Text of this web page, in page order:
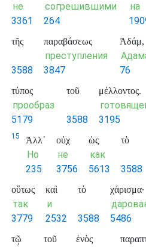
не
3361
согрешившими
264
на
τῆς
3588
παραβάσεως
преступления
3847
Ἀδάμ,
76
τύπος
прообраз
5179
τοῦ
3588
μέλλοντος.
3195
15 Ἀλλ᾽
Но
235
οὐχ
не
3756
ὡς
как
5613
τὸ
3588
οὕτως
так
3779
καὶ
и
2532
τὸ
3588
χάρισμα·
5486
τῷ τοῦ ἑνὸς